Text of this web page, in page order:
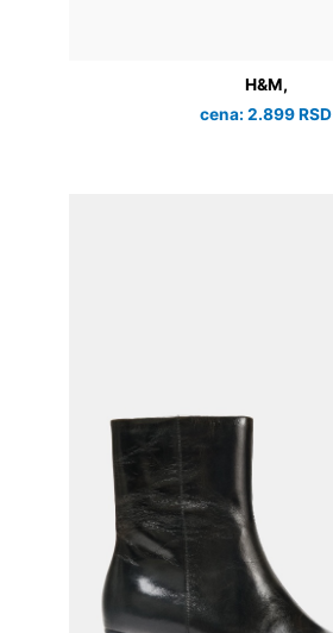
H&M,
cena: 2.899 RSD